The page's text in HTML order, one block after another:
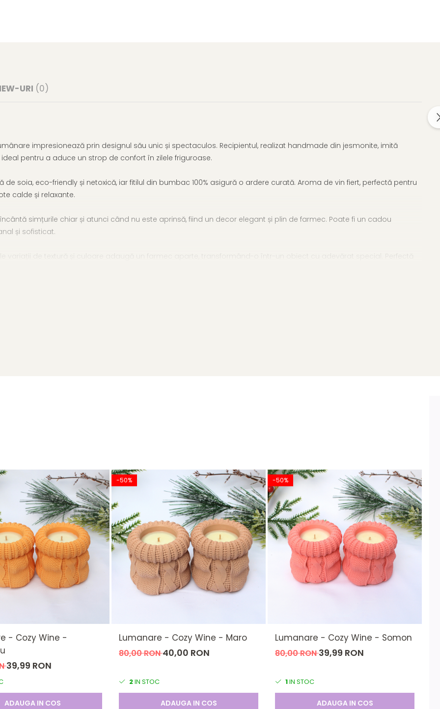
URI (0)
impresionează prin designul său unic și spectaculos. Recipientul, realizat handmade din jesmonite, imită
pentru a aduce un strop de confort în zilele friguroase.
soia, eco-friendly și netoxică, iar fitilul din bumbac 100% asigură o ardere curată. Aroma de vin fiert, perfectă pentru
calde și relaxante.
simțurile chiar și atunci când nu este aprinsă, fiind un decor elegant și plin de farmec. Poate fi un cadou
și sofisticat.
variații de textură și culoare adaugă un farmec aparte, transformând-o într-un obiect cu adevărat special. Perfectă
lumânarea să ardă până ce ceara topită atinge marginea recipientului.
de companie.
direct în flacără.
fitilul nu mai arde deloc înainte de a părăsi încăperea.
și nu o mai aprindeți.
- Cozy Wine -
39,99 RON
ADAUGA IN COS
-50%
Lumanare - Cozy Wine - Maro
80,00 RON40,00 RON
2IN STOC
ADAUGA IN COS
-50%
Lumanare - Cozy Wine - Somon
80,00 RON39,99 RON
1IN STOC
ADAUGA IN COS